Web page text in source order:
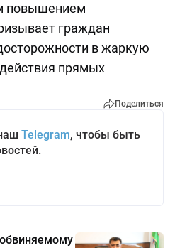
повышением
граждан
в жаркую
прямых
Поделиться
Telegram, чтобы быть